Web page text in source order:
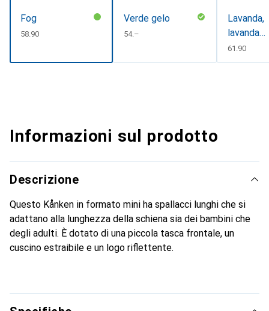
Fog
CHF
58.90
Verde gelo
CHF
54.–
Lavanda,
lavanda
pastello-
confetti,
CHF
61.90
Informazioni sul prodotto
Descrizione
Questo Kånken in formato mini ha spallacci lunghi che si
adattano alla lunghezza della schiena sia dei bambini che
degli adulti. È dotato di una piccola tasca frontale, un
cuscino estraibile e un logo riflettente.